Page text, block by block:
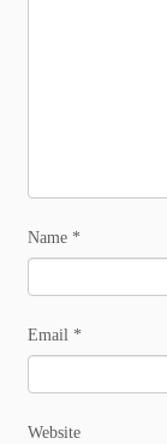
Name *
Email *
Website